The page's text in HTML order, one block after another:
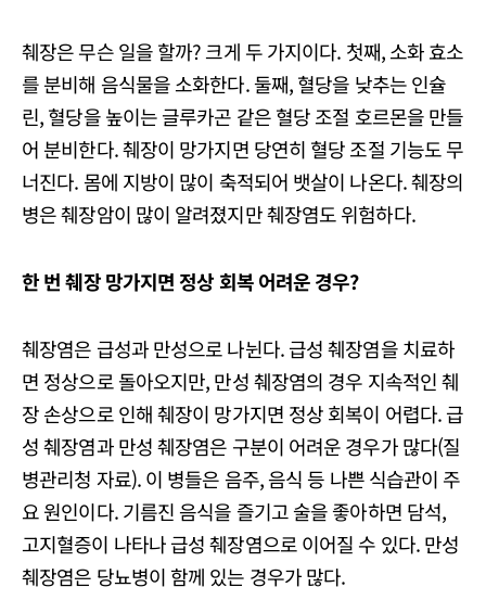
췌장은 무슨 일을 할까? 크게 두 가지이다. 첫째, 소화 효소
를 분비해 음식물을 소화한다. 둘째, 혈당을 낮추는 인슐
린, 혈당을 높이는 글루카곤 같은 혈당 조절 호르몬을 만들
어 분비한다. 췌장이 망가지면 당연히 혈당 조절 기능도 무
너진다. 몸에 지방이 많이 축적되어 뱃살이 나온다. 췌장의
병은 췌장암이 많이 알려졌지만 췌장염도 위험하다.
한 번 췌장 망가지면 정상 회복 어려운 경우?
췌장염은 급성과 만성으로 나뉜다. 급성 췌장염을 치료하
면 정상으로 돌아오지만, 만성 췌장염의 경우 지속적인 췌
장 손상으로 인해 췌장이 망가지면 정상 회복이 어렵다. 급
성 췌장염과 만성 췌장염은 구분이 어려운 경우가 많다(질
병관리청 자료). 이 병들은 음주, 음식 등 나쁜 식습관이 주
요 원인이다. 기름진 음식을 즐기고 술을 좋아하면 담석,
고지혈증이 나타나 급성 췌장염으로 이어질 수 있다. 만성
췌장염은 당뇨병이 함께 있는 경우가 많다.